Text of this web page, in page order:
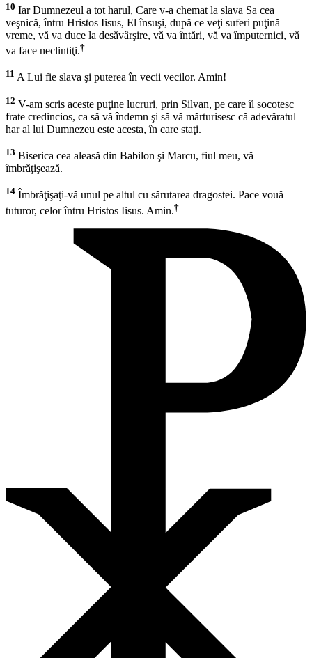
10 Iar Dumnezeul a tot harul, Care v-a chemat la slava Sa cea
veşnică, întru Hristos Iisus, El însuşi, după ce veţi suferi puţină
vreme, vă va duce la desăvârşire, vă va întări, vă va împuternici, vă
va face neclintiţi.†
11 A Lui fie slava şi puterea în vecii vecilor. Amin!
12 V-am scris aceste puţine lucruri, prin Silvan, pe care îl socotesc
frate credincios, ca să vă îndemn şi să vă mărturisesc că adevăratul
har al lui Dumnezeu este acesta, în care staţi.
13 Biserica cea aleasă din Babilon şi Marcu, fiul meu, vă
îmbrăţişează.
14 Îmbrăţişaţi-vă unul pe altul cu sărutarea dragostei. Pace vouă
tuturor, celor întru Hristos Iisus. Amin.†